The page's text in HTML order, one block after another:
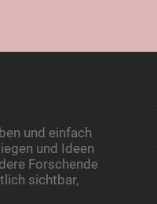
und einfach
und Ideen
Forschende
sichtbar,